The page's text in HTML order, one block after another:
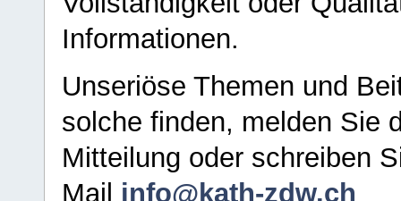
Informationen.
Unseriöse Themen und
solche finden, melden Sie
Mitteilung oder schreiben
Mail info@kath-zdw.ch